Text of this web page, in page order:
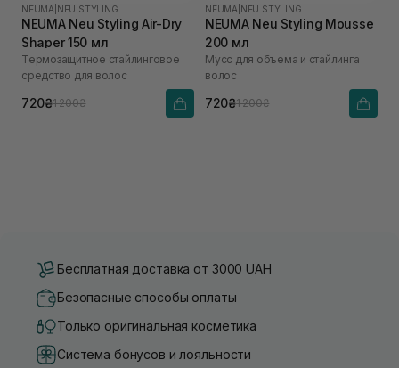
NEUMA NEU STYLING
NEUMA Neu Styling Air-Dry
Shaper 150 мл
Термозащитное стайлинговое
средство для волос
720₴1 200₴
NEUMA NEU STYLING
NEUMA Neu Styling Mousse
200 мл
Мусс для объема и стайлинга
волос
720₴1 200₴
Бесплатная доставка от 3000 UAH
Безопасные способы оплаты
Только оригинальная косметика
Система бонусов и лояльности